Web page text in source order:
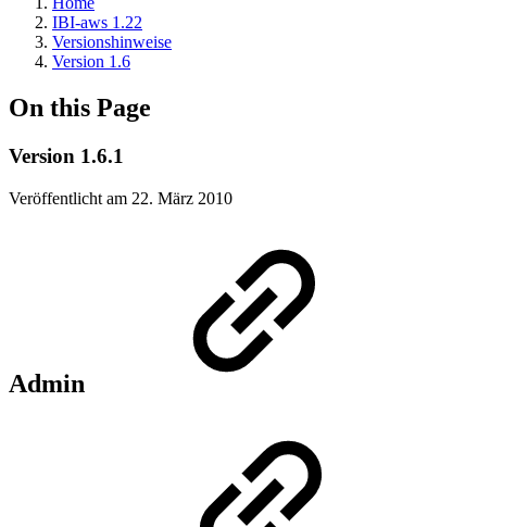
IBI-aws 1.22
Versionshinweise
Version 1.6
On this Page
Version 1.6.1
Veröffentlicht am 22. März 2010
Admin